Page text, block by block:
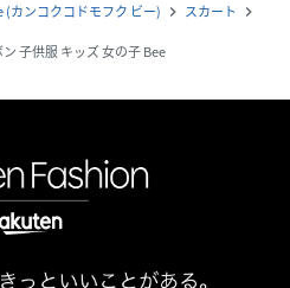
(カンコクコドモフク ビー) navigate_next スカート navigate_next
子供服 キッズ 女の子 Bee